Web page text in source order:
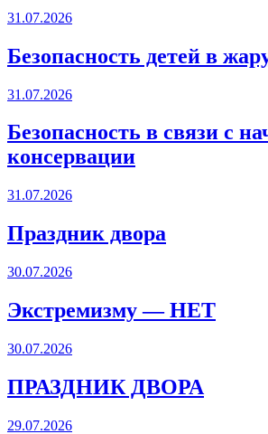
31.07.2026
Безопасность детей в
31.07.2026
Безопасность в связи с
консервации
31.07.2026
Праздник двора
30.07.2026
Экстремизму — НЕТ
30.07.2026
ПРАЗДНИК ДВОРА️
29.07.2026